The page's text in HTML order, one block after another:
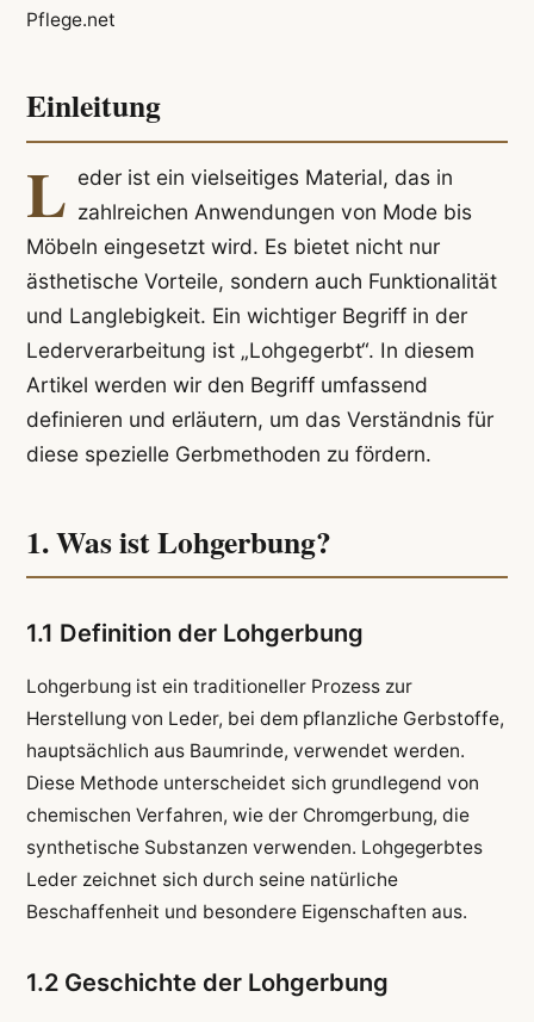
Pflege.net
Einleitung
L eder ist ein vielseitiges Material, das in
zahlreichen Anwendungen von Mode bis
Möbeln eingesetzt wird. Es bietet nicht nur
ästhetische Vorteile, sondern auch Funktionalität
und Langlebigkeit. Ein wichtiger Begriff in der
Lederverarbeitung ist „Lohgegerbt“. In diesem
Artikel werden wir den Begriff umfassend
definieren und erläutern, um das Verständnis für
diese spezielle Gerbmethoden zu fördern.
1. Was ist Lohgerbung?
1.1 Definition der Lohgerbung
Lohgerbung ist ein traditioneller Prozess zur
Herstellung von Leder, bei dem pflanzliche Gerbstoffe,
hauptsächlich aus Baumrinde, verwendet werden.
Diese Methode unterscheidet sich grundlegend von
chemischen Verfahren, wie der Chromgerbung, die
synthetische Substanzen verwenden. Lohgegerbtes
Leder zeichnet sich durch seine natürliche
Beschaffenheit und besondere Eigenschaften aus.
1.2 Geschichte der Lohgerbung